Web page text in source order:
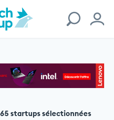
startups sélectionnées